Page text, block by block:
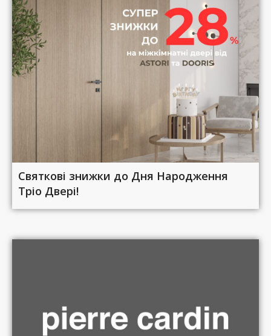
Святкові знижки до Дня Народження
Тріо Двері!